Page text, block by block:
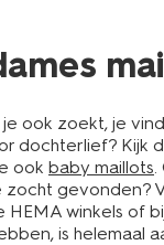
ook zoekt, je
dochterlief? Kijk
ook baby maillots.
gevonden?
HEMA winkels of
is helemaal